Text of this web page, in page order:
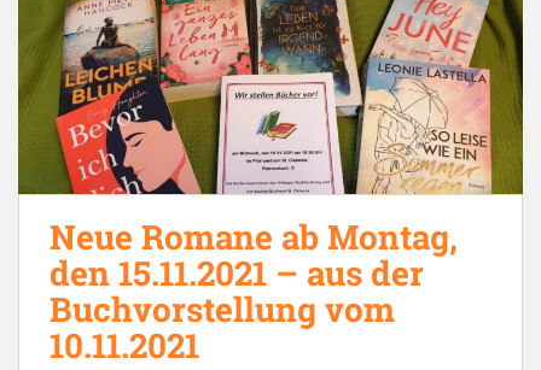
Neue Romane ab Montag,
den 15.11.2021 – aus der
Buchvorstellung vom
10.11.2021